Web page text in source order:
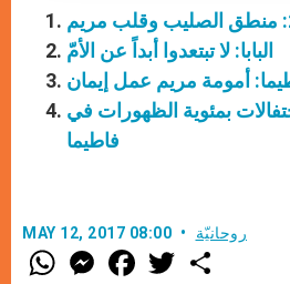
البابا: لا تبتعدوا أبداً عن الأمّ
أمومة مريم عمل إيمان
بمئوية الظهورات في
فاطيما
MAY 12, 2017 08:00 روحانيّة
W
h
M
e
F
a w